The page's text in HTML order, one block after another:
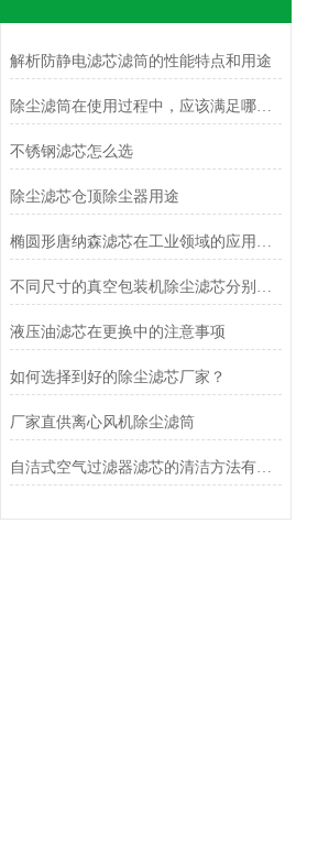
解析防静电滤芯滤筒的性能特点和用途
除尘滤筒在使用过程中，应该满足哪些要求？
不锈钢滤芯怎么选
除尘滤芯仓顶除尘器用途
椭圆形唐纳森滤芯在工业领域的应用有哪些？
不同尺寸的真空包装机除尘滤芯分别适用于哪些类型的真空包装机？
液压油滤芯在更换中的注意事项
如何选择到好的除尘滤芯厂家？
厂家直供离心风机除尘滤筒
自洁式空气过滤器滤芯的清洁方法有哪些？